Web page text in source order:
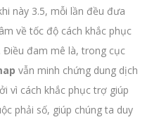
này 3.5, mỗi lần đều đưa
về tốc độ cách khắc phục
đam mê là, trong cục
vẫn minh chứng dung dịch
vì cách khắc phục trợ giúp
phải số, giúp chúng ta duy